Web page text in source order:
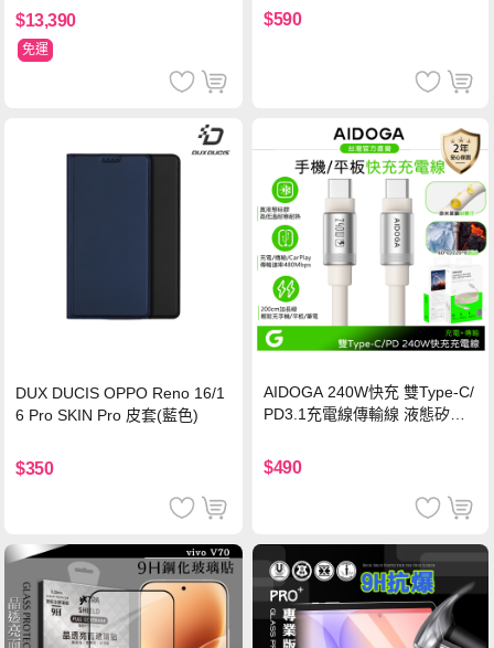
$13,390
免運
保護貼
$590
DUX DUCIS OPPO Reno 16/1
6 Pro SKIN Pro 皮套(藍色)
$350
AIDOGA 240W快充 雙Type-C/
PD3.1充電線傳輸線 液態矽膠
機/平板/筆電
$490